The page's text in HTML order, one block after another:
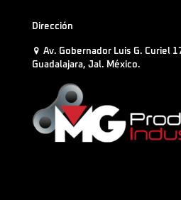
Dirección
Av. Gobernador Luis G. Curiel
Guadalajara, Jal. México.